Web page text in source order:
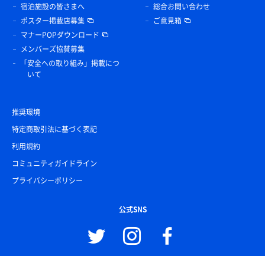
宿泊施設の皆さまへ
ポスター掲載店募集
マナーPOPダウンロード
メンバーズ協賛募集
「安全への取り組み」掲載につ
いて
総合お問い合わせ
ご意見箱
推奨環境
特定商取引法に基づく表記
利用規約
コミュニティガイドライン
プライバシーポリシー
公式SNS